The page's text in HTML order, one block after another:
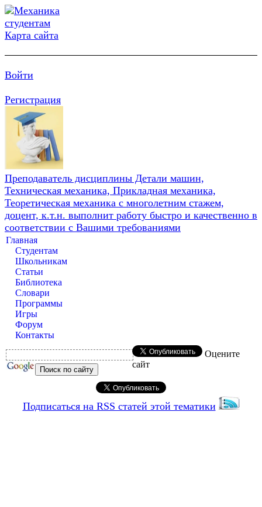
Карта сайта
Войти
Регистрация
Преподаватель дисциплины Детали машин,
Техническая механика, Прикладная механика,
Теоретическая механика с многолетним стажем,
доцент, к.т.н. выполнит работу быстро и качественно в
соответствии с Вашими требованиями
Главная
Студентам
Школьникам
Статьи
Библиотека
Словари
Программы
Игры
Форум
Контакты
Оцените
сайт
Подписаться на RSS статей этой тематики